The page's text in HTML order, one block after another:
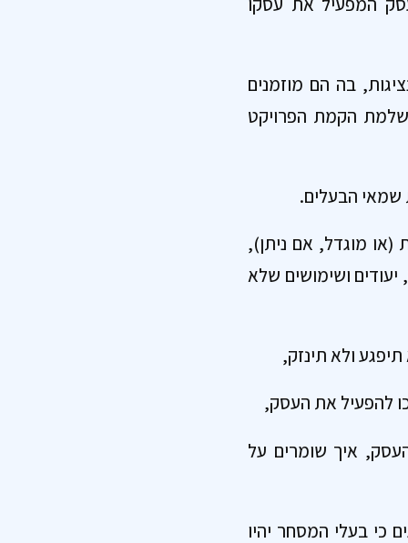
בה הם מוזמנים
הקמת הפרויקט
שמאי הבעלים.
(או מוגדל, אם ניתן),
ושימושים שלא
ולא תינזק,
להפעיל את העסק,
איך שומרים על
כי בעלי המסחר יהיו